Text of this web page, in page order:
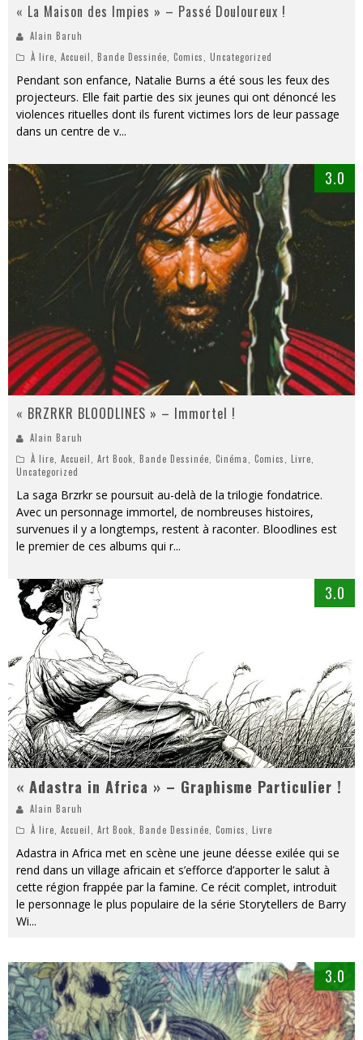
« La Maison des Impies » – Passé Douloureux !
Alain Baruh
À lire Accueil Bande Dessinée Comics Uncategorized
Pendant son enfance, Natalie Burns a été sous les feux des
projecteurs. Elle fait partie des six jeunes qui ont dénoncé les
violences rituelles dont ils furent victimes lors de leur passage
dans un centre de v...
3.0
« BRZRKR BLOODLINES » – Immortel !
Alain Baruh
À lire, Accueil, Art Book, Bande Dessinée, Cinéma, Comics, Livre,
Uncategorized
La saga Brzrkr se poursuit au-delà de la trilogie fondatrice.
Avec un personnage immortel, de nombreuses histoires,
survenues il y a longtemps, restent à raconter. Bloodlines est
le premier de ces albums qui r...
3.0
« Adastra in Africa » – Graphisme Particulier !
Alain Baruh
À lire Accueil Art Book Bande Dessinée Comics Livre
Adastra in Africa met en scène une jeune déesse exilée qui se
rend dans un village africain et s’efforce d’apporter le salut à
cette région frappée par la famine. Ce récit complet, introduit
le personnage le plus populaire de la série Storytellers de Barry
Wi...
3.0